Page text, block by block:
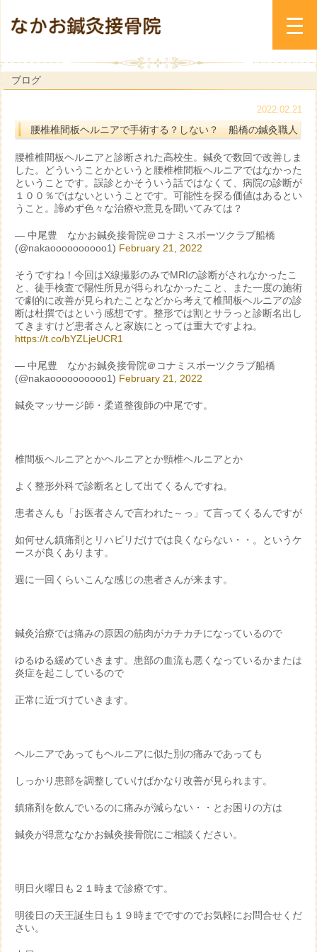
ブログ
2022.02.21
腰椎椎間板ヘルニアで手術する？しない？ 船橋の鍼灸職人
腰椎椎間板ヘルニアと診断された高校生。鍼灸で数回で改善しま
した。どういうことかというと腰椎椎間板ヘルニアではなかった
ということです。誤診とかそういう話ではなくて、病院の診断が
１００％ではないということです。可能性を探る価値はあるとい
うこと。諦めず色々な治療や意見を聞いてみては？
— 中尾豊 なかお鍼灸接骨院＠コナミスポーツクラブ船橋
(@nakaoooooooooo1) February 21, 2022
そうですね！今回はX線撮影のみでMRIの診断がされなかったこ
と、徒手検査で陽性所見が得られなかったこと、また一度の施術
で劇的に改善が見られたことなどから考えて椎間板ヘルニアの診
断は杜撰ではという感想です。整形では割とサラっと診断名出し
てきますけど患者さんと家族にとっては重大ですよね。
https://t.co/bYZLjeUCR1
— 中尾豊 なかお鍼灸接骨院＠コナミスポーツクラブ船橋
(@nakaoooooooooo1) February 21, 2022
鍼灸マッサージ師・柔道整復師の中尾です。
椎間板ヘルニアとかヘルニアとか頸椎ヘルニアとか
よく整形外科で診断名として出てくるんですね。
患者さんも「お医者さんで言われた～っ」て言ってくるんですが
如何せん鎮痛剤とリハビリだけでは良くならない・・。というケ
ースが良くあります。
週に一回くらいこんな感じの患者さんが来ます。
鍼灸治療では痛みの原因の筋肉がカチカチになっているので
ゆるゆる緩めていきます。患部の血流も悪くなっているかまたは
炎症を起こしているので
正常に近づけていきます。
ヘルニアであってもヘルニアに似た別の痛みであっても
しっかり患部を調整していけばかなり改善が見られます。
鎮痛剤を飲んでいるのに痛みが減らない・・とお困りの方は
鍼灸が得意ななかお鍼灸接骨院にご相談ください。
明日火曜日も２１時まで診療です。
明後日の天王誕生日も１９時までですのでお気軽にお問合せくだ
さい。